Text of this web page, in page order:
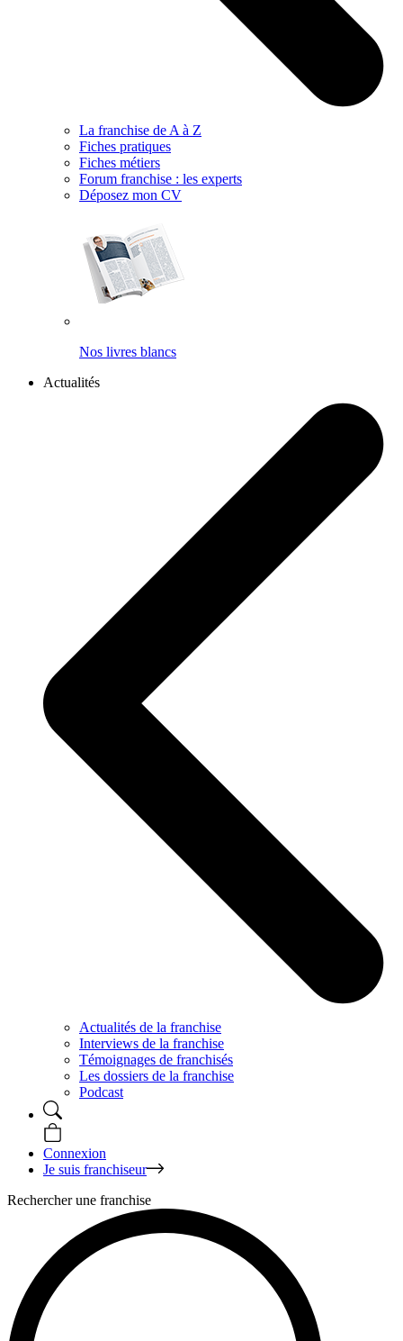
La franchise de A à Z
Fiches pratiques
Fiches métiers
Forum franchise : les experts
Déposez mon CV
Nos livres blancs
Actualités
Actualités de la franchise
Interviews de la franchise
Témoignages de franchisés
Les dossiers de la franchise
Podcast
Connexion
Je suis franchiseur
Rechercher une franchise